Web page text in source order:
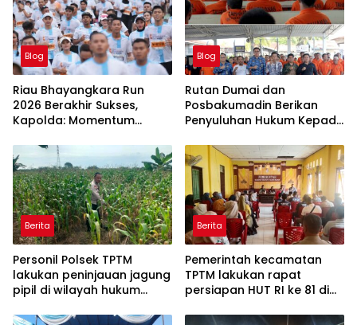
Blog
Riau Bhayangkara Run
2026 Berakhir Sukses,
Kapolda: Momentum
Perkuat Sport Tourism Riau
Blog
Rutan Dumai dan
Posbakumadin Berikan
Penyuluhan Hukum Kepada
Berita
Personil Polsek TPTM
lakukan peninjauan jagung
pipil di wilayah hukum
Berita
Pemerintah kecamatan
TPTM lakukan rapat
persiapan HUT RI ke 81 di